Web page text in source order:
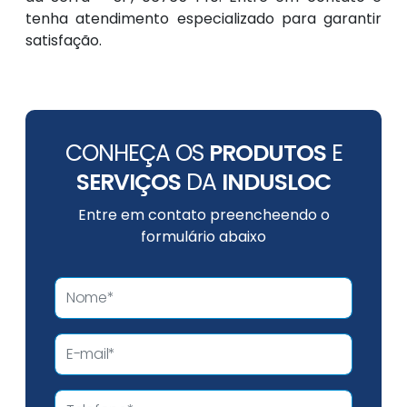
tenha atendimento especializado para garantir
satisfação.
CONHEÇA OS PRODUTOSE
SERVIÇOS DA INDUSLOC
Entre em contato preencheendo o
formulário abaixo